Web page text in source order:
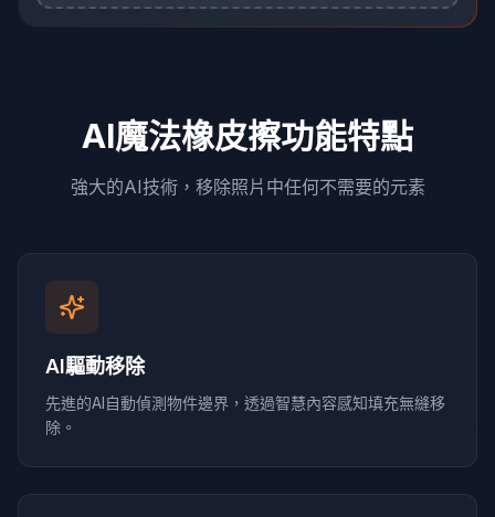
AI魔法橡皮擦功能特點
強大的AI技術，移除照片中任何不需要的元素
AI驅動移除
先進的AI自動偵測物件邊界，透過智慧內容感知填充無縫移
除。